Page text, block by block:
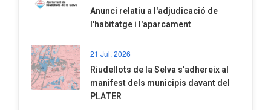
Anunci relatiu a l'adjudicació de
l'habitatge i l'aparcament
21 Jul, 2026
Riudellots de la Selva s’adhereix al
manifest dels municipis davant del
PLATER